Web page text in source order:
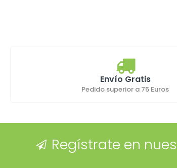
Envío Gratis
Pedido superior a 75 Euros
Regístrate en